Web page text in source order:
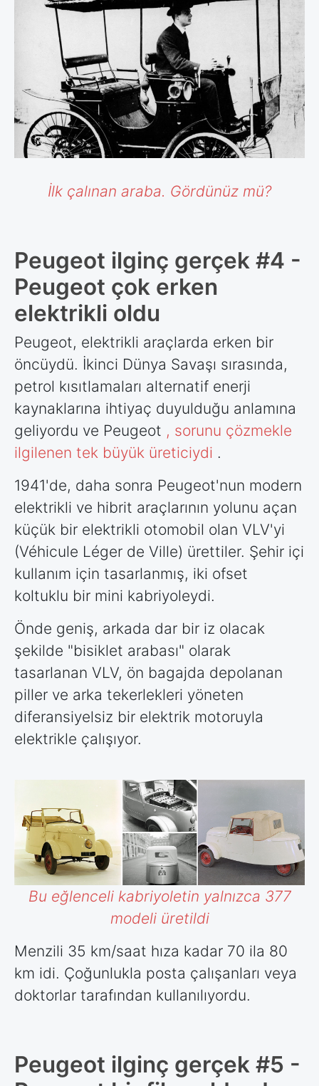
İlk çalınan araba. Gördünüz mü?
Peugeot ilginç gerçek #4 -
Peugeot çok erken
elektrikli oldu
Peugeot, elektrikli araçlarda erken bir
öncüydü. İkinci Dünya Savaşı sırasında,
petrol kısıtlamaları alternatif enerji
kaynaklarına ihtiyaç duyulduğu anlamına
geliyordu ve Peugeot , sorunu çözmekle
ilgilenen tek büyük üreticiydi .
1941'de, daha sonra Peugeot'nun modern
elektrikli ve hibrit araçlarının yolunu açan
küçük bir elektrikli otomobil olan VLV'yi
(Véhicule Léger de Ville) ürettiler. Şehir içi
kullanım için tasarlanmış, iki ofset
koltuklu bir mini kabriyoleydi.
Önde geniş, arkada dar bir iz olacak
şekilde "bisiklet arabası" olarak
tasarlanan VLV, ön bagajda depolanan
piller ve arka tekerlekleri yöneten
diferansiyelsiz bir elektrik motoruyla
elektrikle çalışıyor.
Bu eğlenceli kabriyoletin yalnızca 377
modeli üretildi
Menzili 35 km/saat hıza kadar 70 ila 80
km idi. Çoğunlukla posta çalışanları veya
doktorlar tarafından kullanılıyordu.
Peugeot ilginç gerçek #5 -